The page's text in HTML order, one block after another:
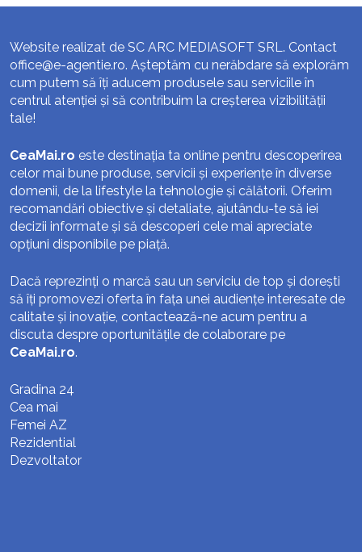
Website realizat de SC ARC MEDIASOFT SRL. Contact
office@e-agentie.ro. Așteptăm cu nerăbdare să explorăm
cum putem să îți aducem produsele sau serviciile în
centrul atenției și să contribuim la creșterea vizibilității
tale!
CeaMai.ro este destinația ta online pentru descoperirea
celor mai bune produse, servicii și experiențe în diverse
domenii, de la lifestyle la tehnologie și călătorii. Oferim
recomandări obiective și detaliate, ajutându-te să iei
decizii informate și să descoperi cele mai apreciate
opțiuni disponibile pe piață.
Dacă reprezinți o marcă sau un serviciu de top și dorești
să îți promovezi oferta în fața unei audiențe interesate de
calitate și inovație, contactează-ne acum pentru a
discuta despre oportunitățile de colaborare pe
CeaMai.ro.
Gradina 24
Cea mai
Femei AZ
Rezidential
Dezvoltator